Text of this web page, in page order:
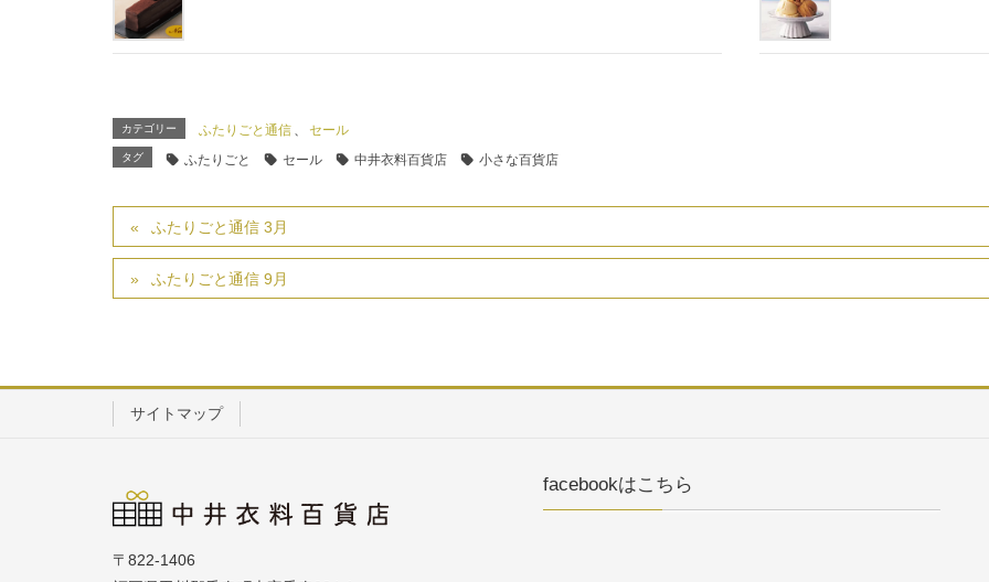
カテゴリー ふたりごと通信 、 セール
タグ ふたりごと セール 中井衣料百貨店 小さな百貨店
ふたりごと通信 3月
ふたりごと通信 9月
サイトマップ
〒822-1406
facebookはこちら